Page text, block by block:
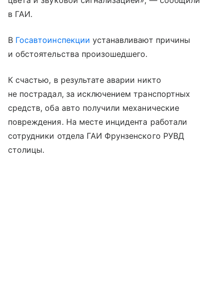
в ГАИ.
В Госавтоинспекции устанавливают причины
и обстоятельства произошедшего.
К счастью, в результате аварии никто
не пострадал, за исключением транспортных
средств, оба авто получили механические
повреждения. На месте инцидента работали
сотрудники отдела ГАИ Фрунзенского РУВД
столицы.